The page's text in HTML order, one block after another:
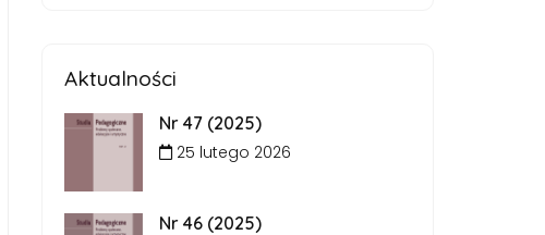
Aktualności
Nr 47 (2025)
25 lutego 2026
Nr 46 (2025)